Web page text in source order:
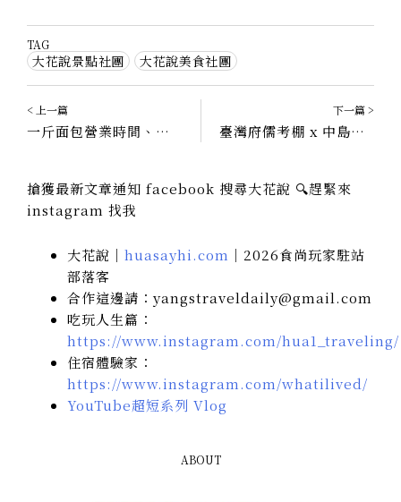
TAG
大花說景點社團 大花說美食社團
< 上一篇
一斤面包營業時間、如何訂購｜台中限定五六日的手作天然酵母麵包！
下一篇 >
臺灣府儒考棚 x 中島GLAb〃百年建築裡的一杯咖啡，台中城市新型態展覽
搶獲最新文章通知 facebook 搜尋大花說 🔍趕緊來
instagram 找我
大花說｜ huasayhi.com ｜2026食尚玩家駐站
部落客
合作這邊請：yangstraveldaily@gmail.com
吃玩人生篇：
https://www.instagram.com/hua1_traveling/
住宿體驗家：
https://www.instagram.com/whatilived/
YouTube超短系列 Vlog
ABOUT